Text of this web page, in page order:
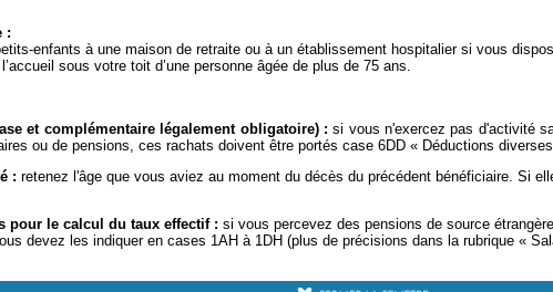
:
enfants à une maison de retraite ou à un établissement hospitalier si vous
sous votre toit d’une personne âgée de plus de 75 ans.
et complémentaire légalement obligatoire) : si vous n'exercez pas d'activité
ou de pensions, ces rachats doivent être portés case 6DD « Déductions
: retenez l'âge que vous aviez au moment du décès du précédent bénéficiaire. Si
pour le calcul du taux effectif : si vous percevez des pensions de source
devez les indiquer en cases 1AH à 1DH (plus de précisions dans la rubrique «